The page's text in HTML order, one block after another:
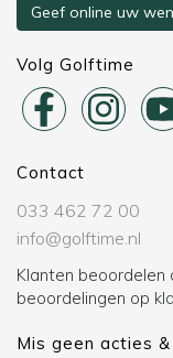
Geef online uw
Volg Golftime
Contact
033 462 72 00
info@golftime.nl
Klanten
beoordelingen op
Mis geen acties